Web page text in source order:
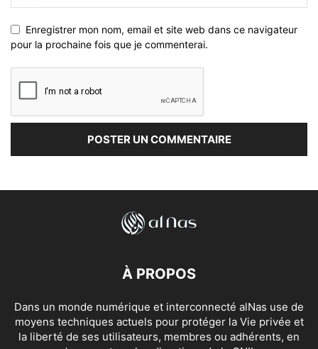
Enregistrer mon nom, email et site web dans ce navigateur
pour la prochaine fois que je commenterai.
À PROPOS
Dans un monde numérique et interconnecté alNas use de
moyens techniques actuels pour protéger la Vie privée et
la liberté de ses utilisateurs, membres ou adhérents, en